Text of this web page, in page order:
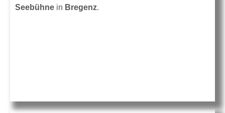
Seebühne in Bregenz.